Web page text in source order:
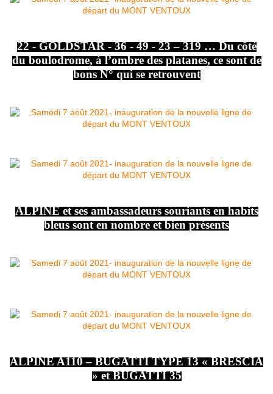
22 - GOLDSTAR - 36 - 49 - 23 – 319 … Du côté
du boulodrome, à l’ombre des platanes, ce sont de
bons N° qui se retrouvent
ALPINE et ses ambassadeurs souriants en habits
bleus sont en nombre et bien présents
ALPINE A110 – BUGATTI TYPE 13 « BRESCIA
» et BUGATTI 35